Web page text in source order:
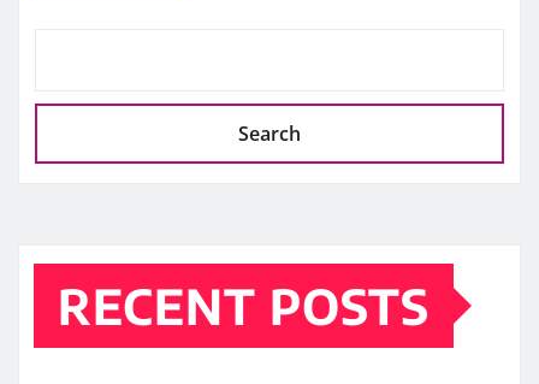
Search
RECENT POSTS